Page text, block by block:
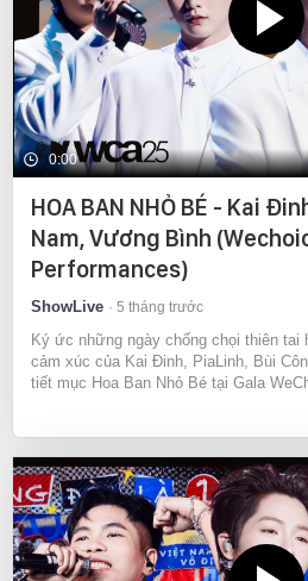
0:00
HOA BAN NHỎ BÉ - Kai
Nam, Vương Bình
Performances)
ShowLive 5 tháng trước
Ký ức những ngày chống chọi thiên tai
cảm xúc của Kai Đinh, PiaLinh, Bùi
tiết mục Hoa Ban Nhỏ Bé tại Gala